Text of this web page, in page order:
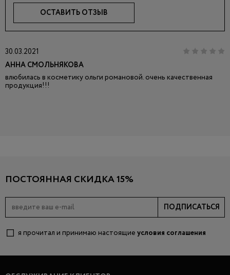
ОСТАВИТЬ ОТЗЫВ
30.03.2021
АННА СМОЛЬНЯКОВА
влюбилась в косметику ольги романовой. очень качественная
продукция!!!
ПОСТОЯННАЯ СКИДКА 15%
ПОДПИСАТЬСЯ
я прочитал и принимаю настоящие условия соглашения